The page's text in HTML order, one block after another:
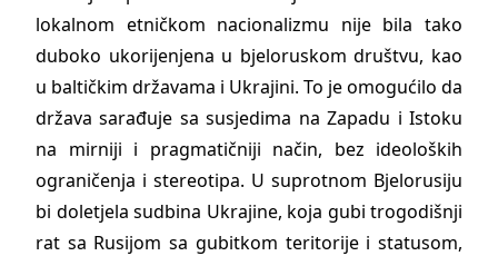
lokalnom etničkom nacionalizmu nije bila tako
duboko ukorijenjena u bjeloruskom društvu, kao
u baltičkim državama i Ukrajini. To je omogućilo da
država sarađuje sa susjedima na Zapadu i Istoku
na mirniji i pragmatičniji način, bez ideoloških
ograničenja i stereotipa. U suprotnom Bjelorusiju
bi doletjela sudbina Ukrajine, koja gubi trogodišnji
rat sa Rusijom sa gubitkom teritorije i statusom,